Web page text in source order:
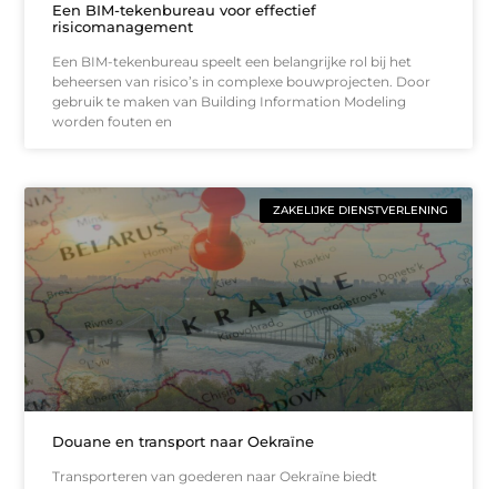
Een BIM-tekenbureau voor effectief
risicomanagement
Een BIM-tekenbureau speelt een belangrijke rol bij het
beheersen van risico’s in complexe bouwprojecten. Door
gebruik te maken van Building Information Modeling
worden fouten en
ZAKELIJKE DIENSTVERLENING
Douane en transport naar Oekraïne
Transporteren van goederen naar Oekraïne biedt